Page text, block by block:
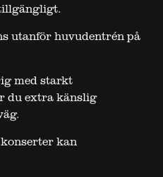
utanför huvudentrén på
med starkt
du extra känslig
kan